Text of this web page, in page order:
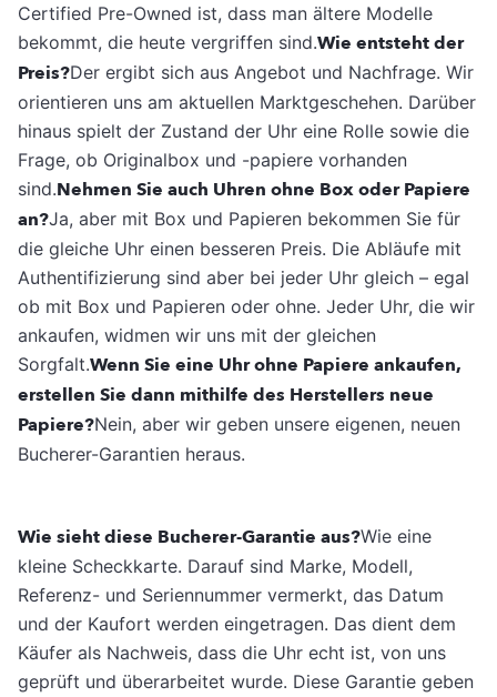
Certified Pre-Owned ist, dass man ältere Modelle
bekommt, die heute vergriffen sind.Wie entsteht der
Preis?Der ergibt sich aus Angebot und Nachfrage. Wir
orientieren uns am aktuellen Marktgeschehen. Darüber
hinaus spielt der Zustand der Uhr eine Rolle sowie die
Frage, ob Originalbox und -papiere vorhanden
sind.Nehmen Sie auch Uhren ohne Box oder Papiere
an?Ja, aber mit Box und Papieren bekommen Sie für
die gleiche Uhr einen besseren Preis. Die Abläufe mit
Authentifizierung sind aber bei jeder Uhr gleich – egal
ob mit Box und Papieren oder ohne. Jeder Uhr, die wir
ankaufen, widmen wir uns mit der gleichen
Sorgfalt.Wenn Sie eine Uhr ohne Papiere ankaufen,
erstellen Sie dann mithilfe des Herstellers neue
Papiere?Nein, aber wir geben unsere eigenen, neuen
Bucherer-Garantien heraus.
Wie sieht diese Bucherer-Garantie aus?Wie eine
kleine Scheckkarte. Darauf sind Marke, Modell,
Referenz- und Seriennummer vermerkt, das Datum
und der Kaufort werden eingetragen. Das dient dem
Käufer als Nachweis, dass die Uhr echt ist, von uns
geprüft und überarbeitet wurde. Diese Garantie geben